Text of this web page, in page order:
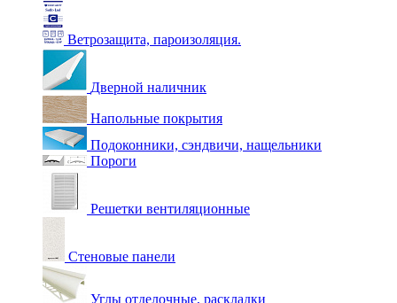
Ветрозащита, пароизоляция.
Дверной наличник
Напольные покрытия
Подоконники, сэндвичи, нащельники
Пороги
Решетки вентиляционные
Стеновые панели
Углы отделочные, раскладки